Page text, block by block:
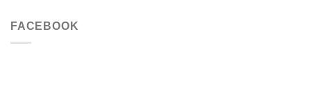
FACEBOOK